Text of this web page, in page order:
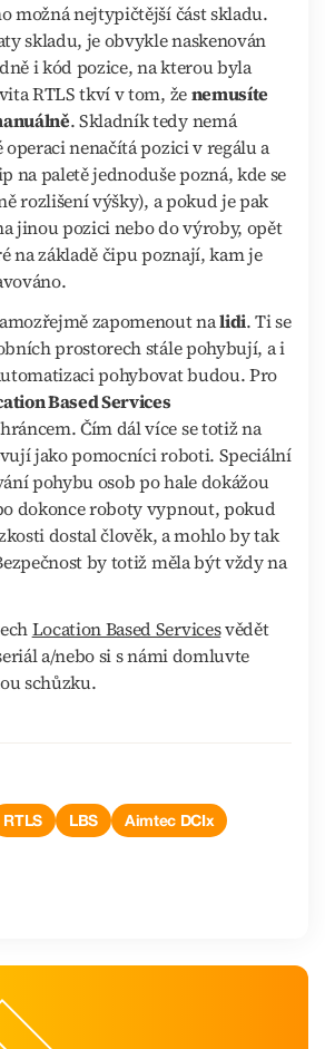
možná nejtypičtější část skladu.
skladu, je obvykle naskenován
i kód pozice, na kterou byla
RTLS tkví v tom, ženemusíte
. Skladník tedy nemá
operaci nenačítá pozici v regálu a
na paletě jednoduše pozná, kde se
rozlišení výšky), a pokud je pak
jinou pozici nebo do výroby, opět
na základě čipu poznají, kam je
zapomenout nalidi. Ti se
prostorech stále pohybují, a i
pohybovat budou. Pro
Based Services
Čím dál více se totiž na
jako pomocníci roboti. Speciální
pohybu osob po hale dokážou
dokonce roboty vypnout, pokud
dostal člověk, a mohlo by tak
by totiž měla být vždy na
Location Based Servicesvědět
a/nebo si s námi domluvte
schůzku.
RTLS LBS
Aimtec DCIx